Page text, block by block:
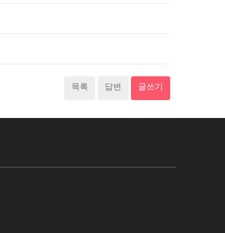
목록 답변 글쓰기